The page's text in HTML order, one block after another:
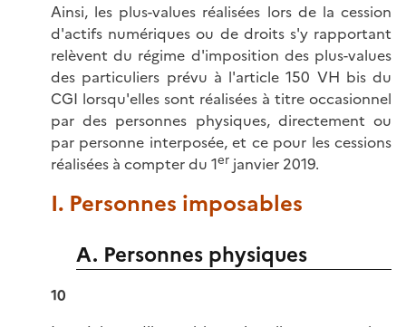
Ainsi, les plus-values réalisées lors de la cession
d'actifs numériques ou de droits s'y rapportant
relèvent du régime d'imposition des plus-values
des particuliers prévu à l'article 150 VH bis du
CGI lorsqu'elles sont réalisées à titre occasionnel
par des personnes physiques, directement ou
par personne interposée, et ce pour les cessions
réalisées à compter du 1er janvier 2019.
I. Personnes imposables
A. Personnes physiques
10